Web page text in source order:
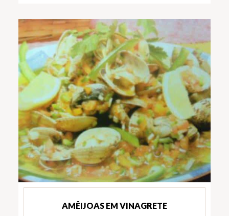
AMÊIJOAS EM VINAGRETE